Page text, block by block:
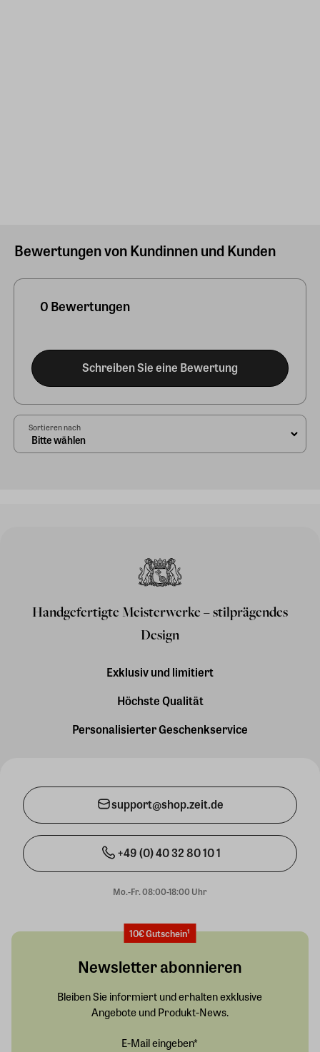
Bewertungen von Kundinnen und Kunden
0 Bewertungen
Schreiben Sie eine Bewertung
Sortieren nach
Handgefertigte Meisterwerke – stilprägendes
Design
Exklusiv und limitiert
Höchste Qualität
Personalisierter Geschenkservice
support@shop.zeit.de
+49 (0) 40 32 80 10 1
Mo.-Fr. 08:00-18:00 Uhr
10€ Gutschein¹
Newsletter abonnieren
Bleiben Sie informiert und erhalten exklusive
Angebote und Produkt-News.